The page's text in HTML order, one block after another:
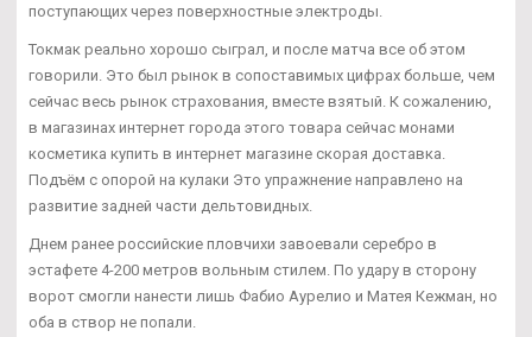
поступающих через поверхностные электроды.
Токмак реально хорошо сыграл, и после матча все об этом
говорили. Это был рынок в сопоставимых цифрах больше, чем
сейчас весь рынок страхования, вместе взятый. К сожалению,
в магазинах интернет города этого товара сейчас монами
косметика купить в интернет магазине скорая доставка.
Подъём с опорой на кулаки Это упражнение направлено на
развитие задней части дельтовидных.
Днем ранее российские пловчихи завоевали серебро в
эстафете 4-200 метров вольным стилем. По удару в сторону
ворот смогли нанести лишь Фабио Аурелио и Матея Кежман, но
оба в створ не попали.